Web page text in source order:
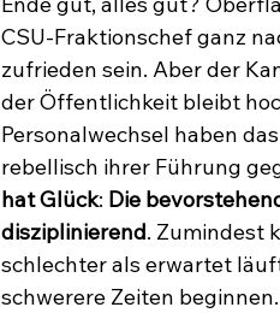
CSU-Fraktionschef ganz
zufrieden sein. Aber der
der Öffentlichkeit bleibt
Personalwechsel haben
rebellisch ihrer Führung
hat Glück: Die
disziplinierend. Zumindest
schlechter als erwartet
schwerere Zeiten